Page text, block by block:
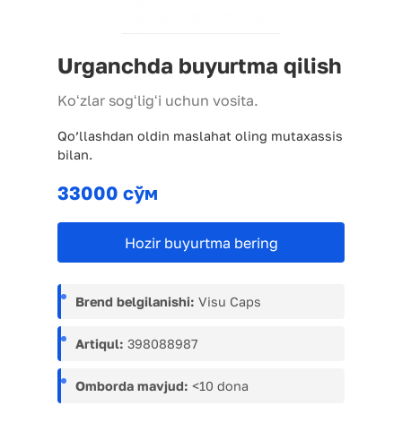
Urganchda buyurtma qilish
Koʻzlar sogʻligʻi uchun vosita.
Qo’llashdan oldin maslahat oling mutaxassis
bilan.
33000 сўм
Hozir buyurtma bering
Brend belgilanishi: Visu Caps
Artiqul: 398088987
Omborda mavjud: <10 dona